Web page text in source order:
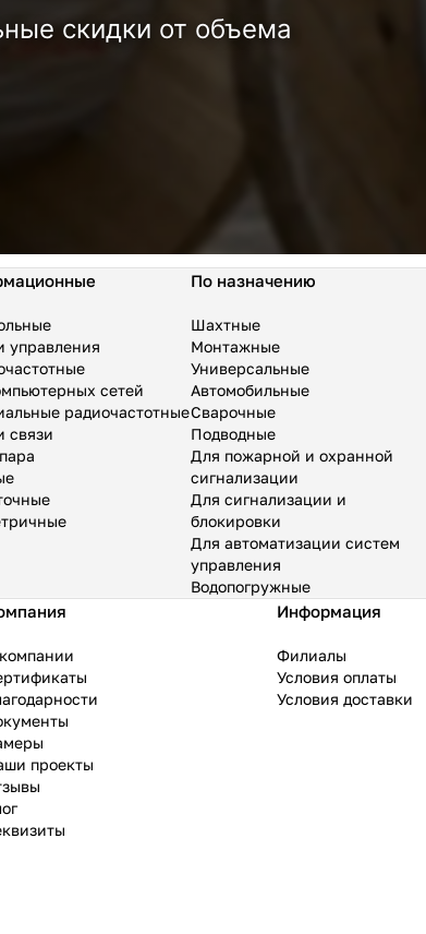
скидки от объема
управления
сетей
радиочастотные
связи
По назначению
Шахтные
Монтажные
Универсальные
Автомобильные
Сварочные
Подводные
Для пожарной и охранной
сигнализации
Для сигнализации и
блокировки
Для автоматизации систем
управления
Водопогружные
проекты
Информация
Филиалы
Условия оплаты
Условия доставки